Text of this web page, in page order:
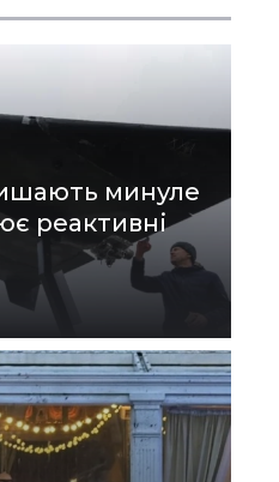
минуле
реактивні